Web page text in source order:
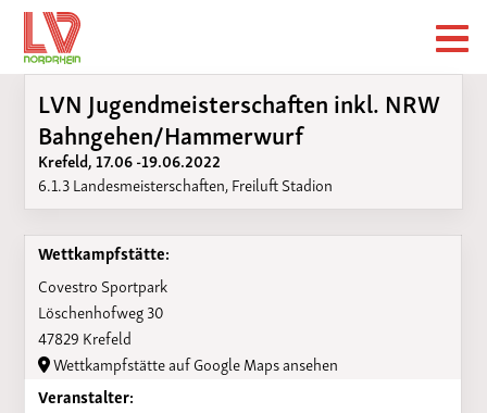
LVN Jugendmeisterschaften inkl. NRW
Bahngehen/Hammerwurf
Krefeld, 17.06 -19.06.2022
6.1.3 Landesmeisterschaften, Freiluft Stadion
Wettkampfstätte:
Covestro Sportpark
Löschenhofweg 30
47829 Krefeld
Wettkampfstätte auf Google Maps ansehen
Veranstalter: